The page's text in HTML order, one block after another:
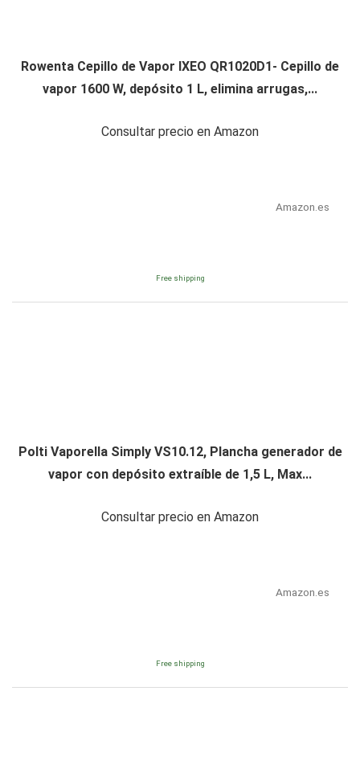
Rowenta Cepillo de Vapor IXEO QR1020D1- Cepillo de
vapor 1600 W, depósito 1 L, elimina arrugas,...
Consultar precio en Amazon
Amazon.es
Free shipping
Polti Vaporella Simply VS10.12, Plancha generador de
vapor con depósito extraíble de 1,5 L, Max...
Consultar precio en Amazon
Amazon.es
Free shipping